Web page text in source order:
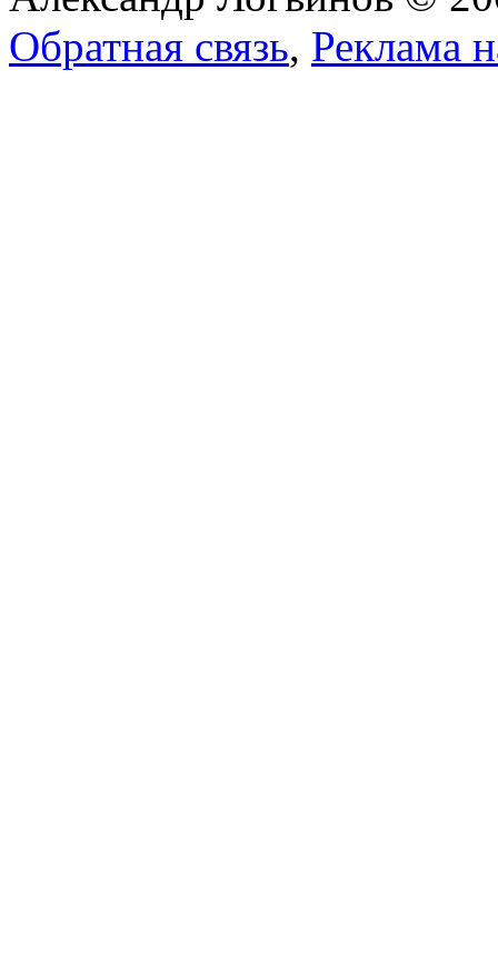
Обратная связь, Реклама